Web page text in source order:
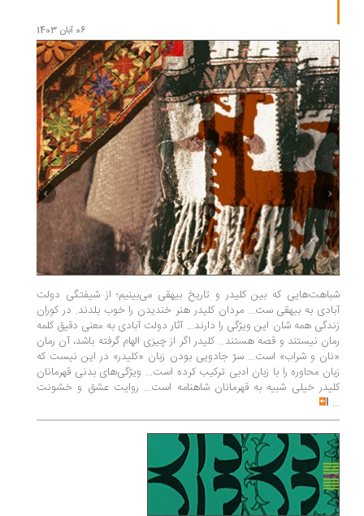
06 آبان 1403
شباهت‌هایی که بین کلیدر و تاریخ بیهقی می‌بینیم؛ از شیفتگی دولت
آبادی به بیهقی ست... مردان کلیدر هنر خندیدن را خوب بلدند. در کوران
زندگی همه شان این ویژگی را دارند... آثار دولت آبادی به معنی دقیق کلمه
رمان نیستند و قصه هستند... کلیدر اگر از چیزی الهام گرفته باشد، آن رمان
«نان و شراب» است... سرّ جادویی بودن زبان «کلیدر» در این نیست که
زبان محاوره را با زبان ادبی ترکیب کرده است... ویژگی‌های بدنی قهرمانان
کلیدر خیلی شبیه به قهرمانان شاهنامه است... روایت عشق و خشونت
...